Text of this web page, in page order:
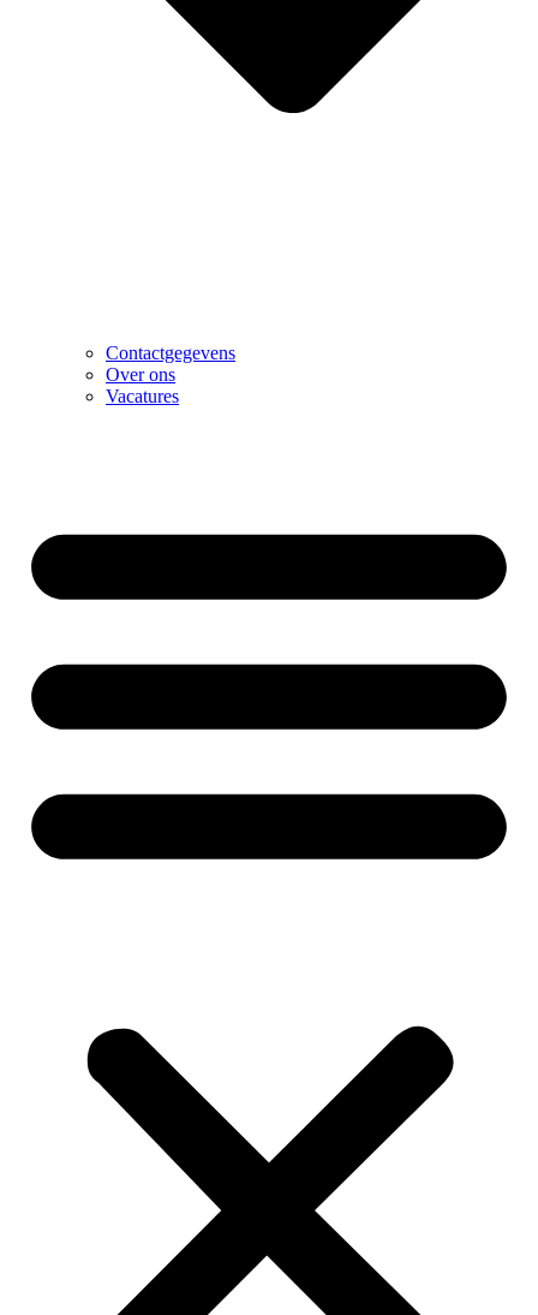
Contactgegevens
Over ons
Vacatures